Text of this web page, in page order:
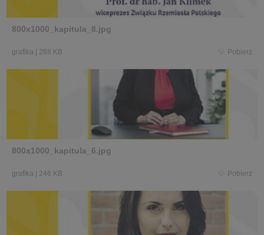
800x1000_kapitula_8.jpg
grafika 268 KB Pobierz
800x1000_kapitula_6.jpg
grafika 246 KB Pobierz